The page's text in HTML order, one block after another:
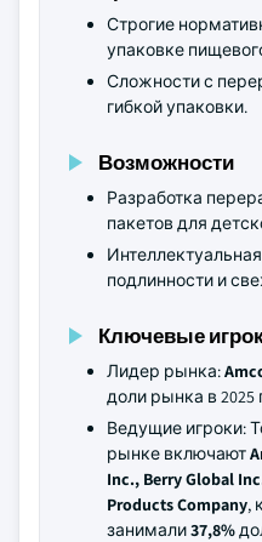
Строгие
упаковке
Сложности с
гибкой упаковки.
Возможности
Разработка
пакетов для
подлинности и
Ключевые
Лидер рынка:
доли рынка в 2025
Ведущие игроки:
рынке включают
Inc., Berry Global
Products Company,
занимали37,8%